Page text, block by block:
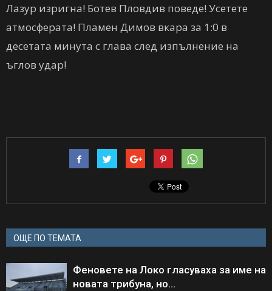
Лазур изригна! Ботев Пловдив поведе! Усетете
атмосферата! Пламен Димов вкара за 1:0 в
десетата минута с глава след изпълнение на
ъглов удар!
ОЩЕ ПО ТЕМАТА
Феновете на Локо гласуваха за име на
новата трибуна, но…